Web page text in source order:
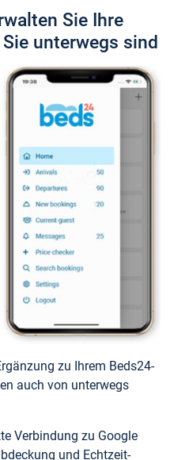
Sie Ihre
unterwegs sind
zu Ihrem Beds24-
auch von unterwegs
Verbindung zu Google
und Echtzeit-